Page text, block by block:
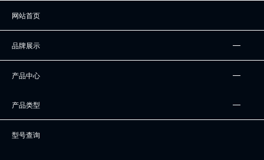
网站首页
品牌展示
产品中心
产品类型
型号查询